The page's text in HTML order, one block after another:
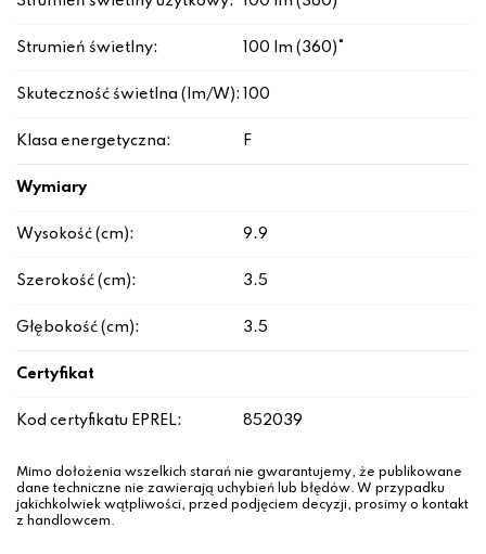
Strumień świetlny: 100 lm (360)°
Skuteczność świetlna (lm/W): 100
Klasa energetyczna: F
Wymiary
Wysokość (cm): 9.9
Szerokość (cm): 3.5
Głębokość (cm): 3.5
Certyfikat
Kod certyfikatu EPREL: 852039
Mimo dołożenia wszelkich starań nie gwarantujemy, że publikowane
dane techniczne nie zawierają uchybień lub błędów. W przypadku
jakichkolwiek wątpliwości, przed podjęciem decyzji, prosimy o kontakt
z handlowcem.